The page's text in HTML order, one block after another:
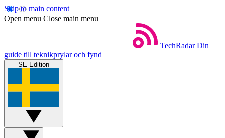
Skip to main content
Open menu Close main menu
TechRadar Din
guide till teknikprylar och fynd
SE Edition